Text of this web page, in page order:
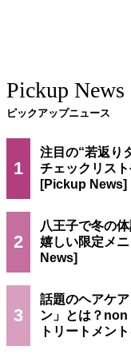
Pickup News
ピックアップニュース
1
注目の“若返り
チェックリス
2
八王子で冬の
嬉しい限定メ
3
話題のヘアケ
ン」とは？
トリートメン